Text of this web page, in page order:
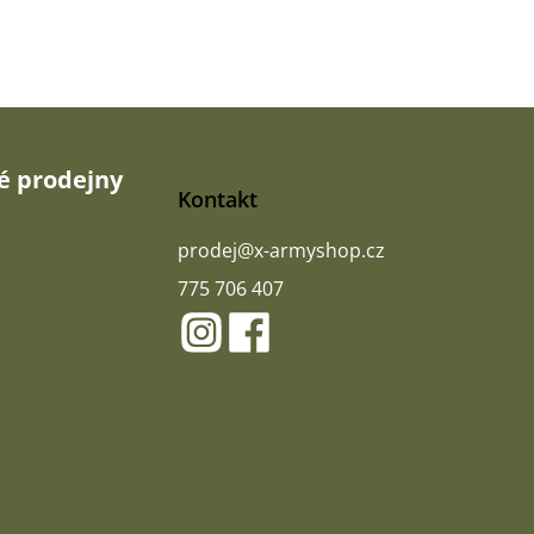
prodejny
Kontakt
prodej@x-armyshop.cz
775 706 407